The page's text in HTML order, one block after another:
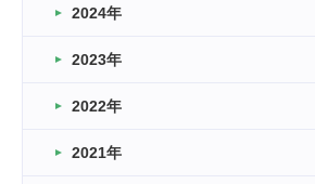
車いすバスケとRくんのお話
卒業・卒園の季節★
2026.03.11
緑ケ丘体育館
2024年
2023年
2022年
2021年